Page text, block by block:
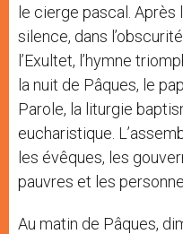
le cierge pascal. Après
silence, dans
l’Exultet, l’hymne
la nuit de Pâques, le
Parole, la liturgie
eucharistique.
les évêques, les
pauvres et les
Au matin de Pâques,